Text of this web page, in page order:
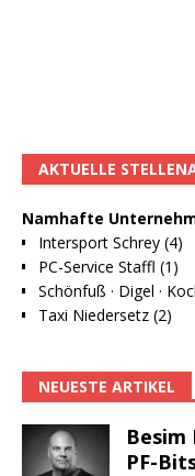
AKTUELLE
Namhafte
Intersport Schrey (4)
PC-Service Staffl (1)
Schönfuß · Digel ·
Taxi Niedersetz (2)
NEUESTE ARTIKEL
Besim
PF-